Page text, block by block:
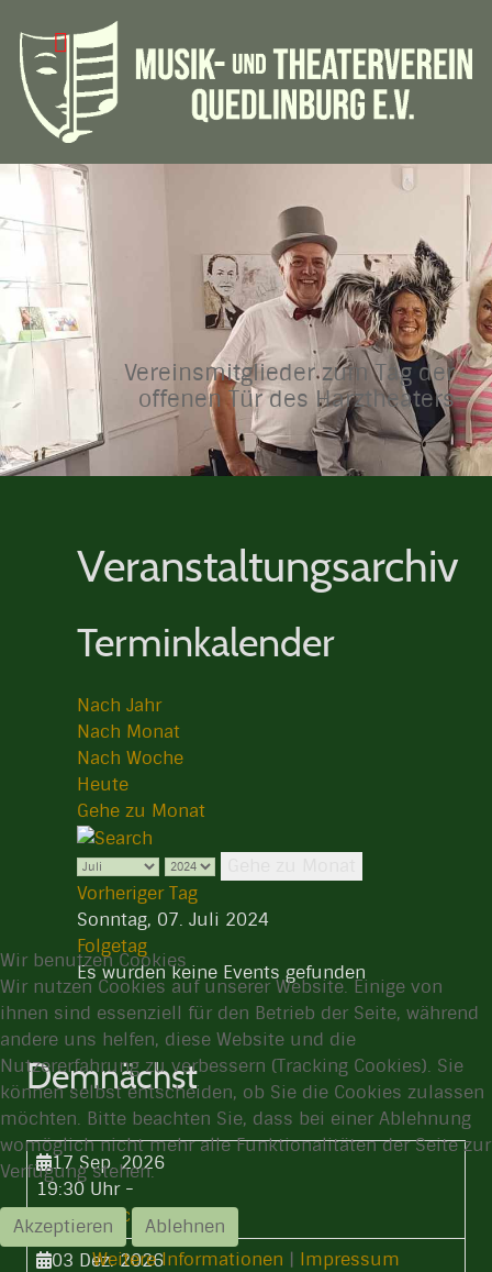
Vereinsmitglieder zum Tag der
offenen Tür des Harztheaters
Veranstaltungsarchiv
Terminkalender
Nach Jahr
Nach Monat
Nach Woche
Heute
Gehe zu Monat
Vorheriger Tag
Sonntag, 07. Juli 2024
Folgetag
Es wurden keine Events gefunden
Demnächst
17 Sep. 2026
19:30 Uhr-
Stammtisch
03 Dez. 2026
Wir benutzen Cookies
Wir nutzen Cookies auf unserer Website. Einige von
ihnen sind essenziell für den Betrieb der Seite, während
andere uns helfen, diese Website und die
Nutzererfahrung zu verbessern (Tracking Cookies). Sie
können selbst entscheiden, ob Sie die Cookies zulassen
möchten. Bitte beachten Sie, dass bei einer Ablehnung
womöglich nicht mehr alle Funktionalitäten der Seite zur
Verfügung stehen.
Akzeptieren
Ablehnen
Weitere Informationen | Impressum